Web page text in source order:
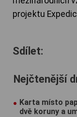
projektu
Sdílet:
Nejčtenější
Karta místo
dvě koruny a